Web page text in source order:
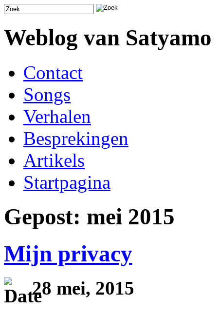
Weblog van Satyamo
Contact
Songs
Verhalen
Besprekingen
Artikels
Startpagina
Gepost: mei 2015
Mijn privacy
28 mei, 2015